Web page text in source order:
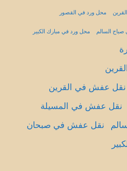
محل ورد في القصور
السالم محل ورد في مبارك الكبير
نقل عفش في القرين
نقل عفش في المسيلة
نقل عفش في صبحان